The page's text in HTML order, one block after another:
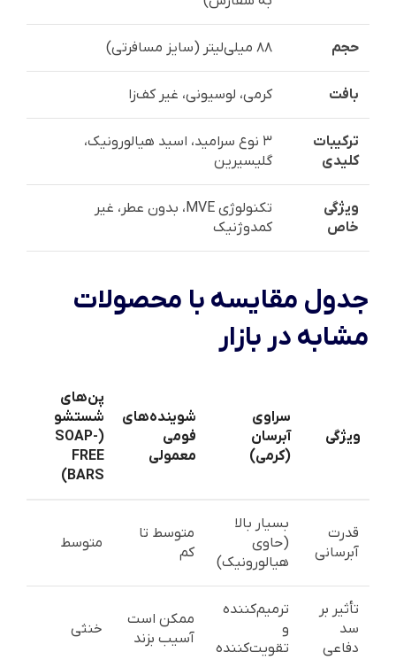
حجم ۸۸ میلی‌لیتر (سایز مسافرتی)
بافت کرمی، لوسیونی، غیر کف‌زا
ترکیبات
کلیدی
۳ نوع سرامید، اسید هیالورونیک،
گلیسیرین
ویژگی
خاص
تکنولوژی MVE، بدون عطر، غیر
کمدوژنیک
جدول مقایسه با محصولات
مشابه در بازار
ویژگی
سراوی
آبرسان
(کرمی)
شوینده‌های
فومی
معمولی
پن‌های
شستشو
(SOAP-
FREE
BARS)
قدرت
آبرسانی
بسیار بالا
(حاوی
هیالورونیک)
متوسط تا
کم
متوسط
تأثیر بر
سد
دفاعی
ترمیم‌کننده
و
تقویت‌کننده
ممکن است
آسیب بزند
خنثی